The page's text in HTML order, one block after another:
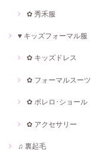
✿ 秀禾服
♥ キッズフォーマル服
✿ キッズドレス
✿ フォーマルスーツ
✿ ボレロ･ショール
✿ アクセサリー
♫ 裏起毛